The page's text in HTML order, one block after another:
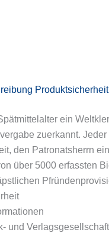
Produktsicherheit
ein
zuerkannt.
den Patronatsherrn
über 5000 erfassten
und